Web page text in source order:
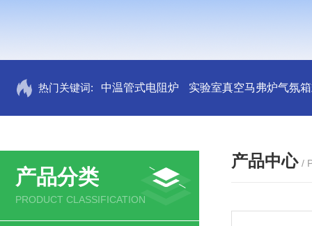
热门关键词: 中温管式电阻炉 实验室真空马弗炉气氛
产品分类
PRODUCT CLASSIFICATION
产品中心 /